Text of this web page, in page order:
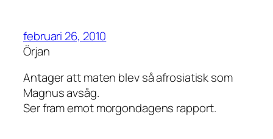
februari 26, 2010
Örjan
Antager att maten blev så afrosiatisk som
Magnus avsåg.
Ser fram emot morgondagens rapport.